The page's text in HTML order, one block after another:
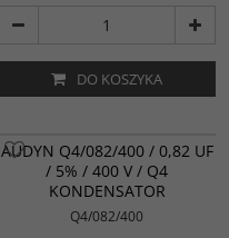
DO KOSZYKA
AUDYN Q4/082/400 / 0,82 UF
/ 5% / 400 V / Q4
KONDENSATOR
Q4/082/400